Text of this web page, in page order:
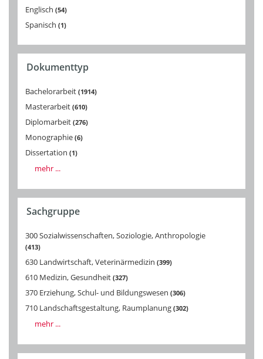
Englisch 54
Spanisch 1
Dokumenttyp
Bachelorarbeit 1914
Masterarbeit 610
Diplomarbeit 276
Monographie 6
Dissertation 1
mehr ...
Sachgruppe
300 Sozialwissenschaften, Soziologie, Anthropologie
413
630 Landwirtschaft, Veterinärmedizin 399
610 Medizin, Gesundheit 327
370 Erziehung, Schul- und Bildungswesen 306
710 Landschaftsgestaltung, Raumplanung 302
mehr ...